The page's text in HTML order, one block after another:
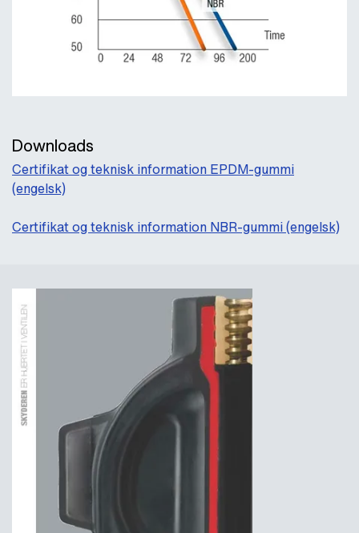
Downloads
Certifikat og teknisk information EPDM-gummi
(engelsk)
Certifikat og teknisk information NBR-gummi (engelsk)